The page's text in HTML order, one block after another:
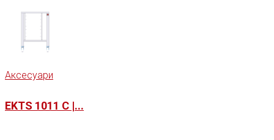
Аксесуари
EKTS 1011 C |...